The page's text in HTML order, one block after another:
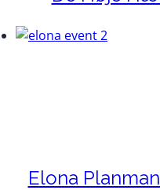
Elona